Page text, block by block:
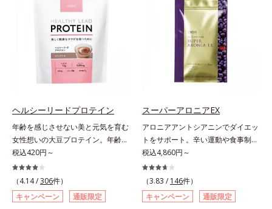
ヘルシーリードプロテイン
年齢を感じさせない美と元気を育む
女性想いの大豆プロテイン。年齢を
感じさせない美と元気を育む、女性
想いの大豆プロテインです。1杯で
不足しがちなたんぱく質を補えま
す。大人女性の食習慣に基づき質と
量を考え、更年世代の女性に人気の
税込420円～
（4.14 /306件）
キャンペーン
通販限定
スーパーアロニアEX
アロニアアントシアニンでダイエッ
トをサポート。辛い運動や食事制限
に立ち向かう、大人の“燃える気持
ち”を応援。年齢を重ねるほど、ダ
イエットが続かないと感じる方に。
チョークベリーとも呼ばれる東欧産
の健康果実アロニアの、アロニアア
税込4,860円～
（3.83 / 146件）
キャンペーン
通販限定